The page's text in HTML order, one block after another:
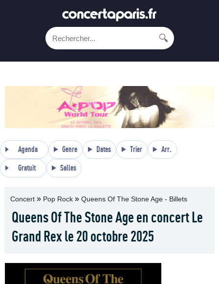
🔍
Agenda Genre Dates Trier Arr.
Gratuit Salles
Concert » Pop Rock » Queens Of The Stone Age - Billets
Queens Of The Stone Age en concert Le
Grand Rex le 20 octobre 2025